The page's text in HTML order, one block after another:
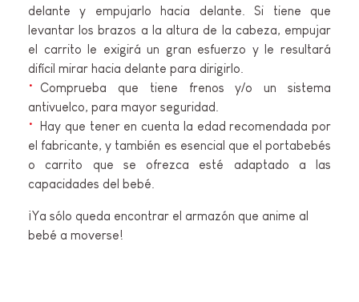
delante y empujarlo hacia delante. Si tiene que
levantar los brazos a la altura de la cabeza, empujar
el carrito le exigirá un gran esfuerzo y le resultará
difícil mirar hacia delante para dirigirlo.
Comprueba que tiene frenos y/o un sistema
antivuelco, para mayor seguridad.
Hay que tener en cuenta la edad recomendada por
el fabricante, y también es esencial que el portabebés
o carrito que se ofrezca esté adaptado a las
capacidades del bebé.
¡Ya sólo queda encontrar el armazón que anime al
bebé a moverse!